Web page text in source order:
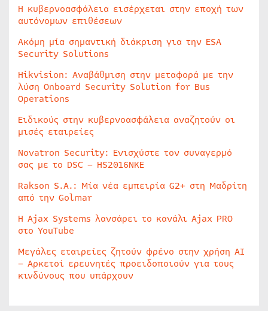
Η κυβερνοασφάλεια εισέρχεται στην εποχή των
αυτόνομων επιθέσεων
Ακόμη μία σημαντική διάκριση για την ESA
Security Solutions
Hikvision: Αναβάθμιση στην μεταφορά με την
λύση Onboard Security Solution for Bus
Operations
Ειδικούς στην κυβερνοασφάλεια αναζητούν οι
μισές εταιρείες
Novatron Security: Ενισχύστε τον συναγερμό
σας με το DSC – HS2016NKE
Rakson S.A.: Μία νέα εμπειρία G2+ στη Μαδρίτη
από την Golmar
Η Ajax Systems λανσάρει το κανάλι Ajax PRO
στο YouTube
Μεγάλες εταιρείες ζητούν φρένο στην χρήση AI
– Αρκετοί ερευνητές προειδοποιούν για τους
κινδύνους που υπάρχουν